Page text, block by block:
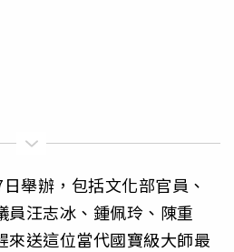
舉辦，包括文化部官員、
員汪志冰、鍾佩玲、陳重
來送這位當代國寶級大師最